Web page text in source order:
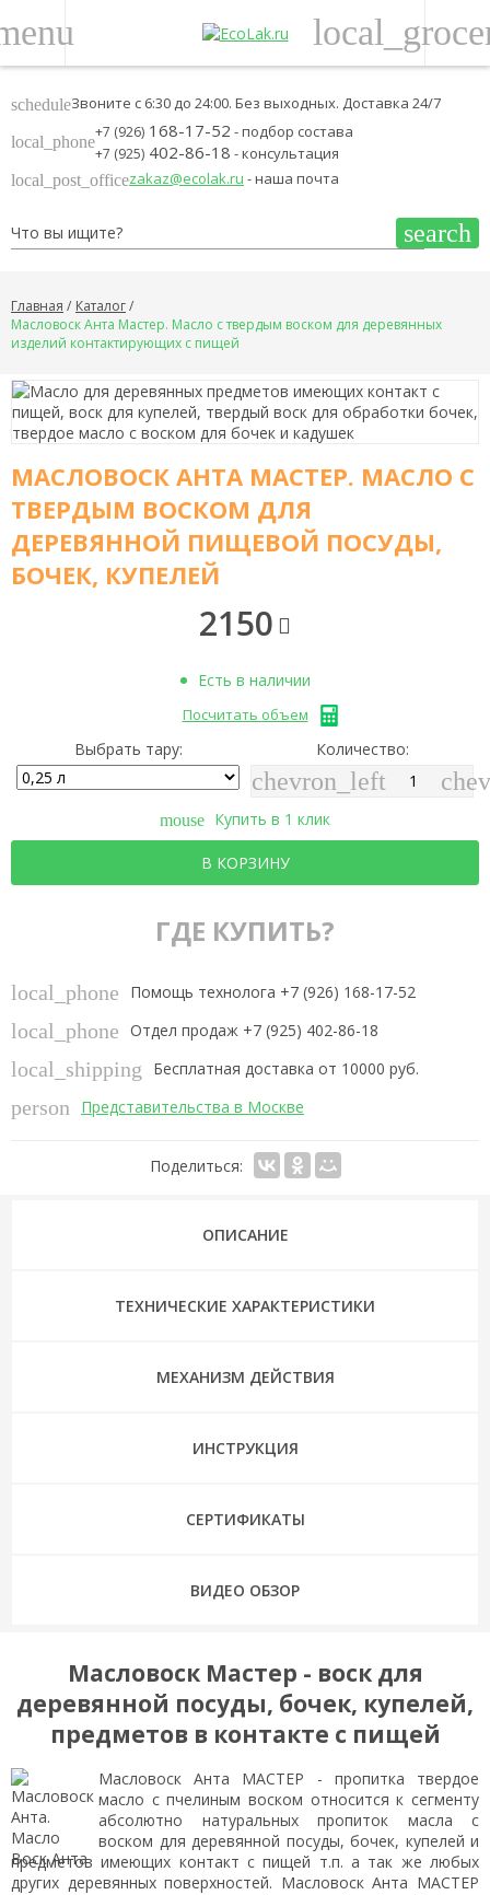
scheduleЗвоните с 6:30 до 24:00. Без выходных. Доставка 24/7
local_phone
+7 (926) 168-17-52 - подбор состава
+7 (925) 402-86-18 - консультация
local_post_officezakaz@ecolak.ru - наша почта
search
Главная
Каталог
Масловоск Анта Мастер. Масло с твердым воском для деревянных
изделий контактирующих с пищей
МАСЛОВОСК АНТА МАСТЕР. МАСЛО С
ТВЕРДЫМ ВОСКОМ ДЛЯ
ДЕРЕВЯННОЙ ПИЩЕВОЙ ПОСУДЫ,
БОЧЕК, КУПЕЛЕЙ
2150
Есть в наличии
Посчитать объем
Выбрать тару: Количество:
chevron_left
mouse Купить в 1 клик
В КОРЗИНУ
ГДЕ КУПИТЬ?
local_phone Помощь технолога +7 (926) 168-17-52
local_phone Отдел продаж +7 (925) 402-86-18
local_shipping Бесплатная доставка от 10000 руб.
person Представительства в Москве
Поделиться:
ОПИСАНИЕ
ТЕХНИЧЕСКИЕ ХАРАКТЕРИСТИКИ
МЕХАНИЗМ ДЕЙСТВИЯ
ИНСТРУКЦИЯ
СЕРТИФИКАТЫ
ВИДЕО ОБЗОР
Масловоск Мастер - воск для
деревянной посуды, бочек, купелей,
предметов в контакте с пищей
Масловоск Анта МАСТЕР - пропитка твердое
масло с пчелиным воском относится к сегменту
абсолютно натуральных пропиток масла с
воском для деревянной посуды, бочек, купелей и
предметов имеющих контакт с пищей т.п. а так же любых
других деревянных поверхностей. Масловоск Анта МАСТЕР